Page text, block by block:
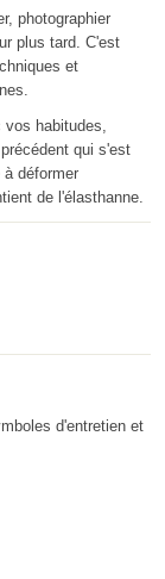
photographier
plus tard. C'est
et
vos habitudes,
qui s'est
déformer
de l'élasthanne.
d'entretien et